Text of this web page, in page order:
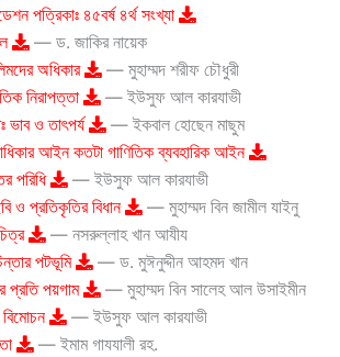
পত্রিকাঃ ৪৫বর্ষ ৪র্থ সংখ্যা
— ড. জাকির নায়েক
অধিকার
— মুহাম্মদ শরীফ চৌধুরী
নিরাপত্তা
— ইউসুফ আল কারযাভী
ভাব ও তাৎপর্য
— ইকবাল হোছেন মাছুম
আইন কতটা গাণিতিক ব্যবহারিক আইন
পরিধি
— ইউসুফ আল কারযাভী
ও প্রতিকৃতির বিধান
— মুহাম্মদ বিন জামীল যাইনু
— নসরুল্লাহ খান আযীয
পটভূমি
— ড. মুঈনুদ্দীন আহমদ খান
প্রতি পয়গাম
— মুহাম্মদ বিন সালেহ আল উসাইমীন
বিমোচন
— ইউসুফ আল কারযাভী
— ইমাম গাযযালী রহ.